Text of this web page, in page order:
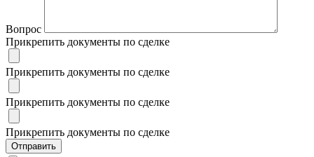
Вопрос
Прикрепить документы по сделке
Прикрепить документы по сделке
Прикрепить документы по сделке
Прикрепить документы по сделке